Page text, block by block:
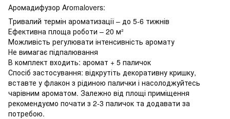
Аромадифузор Aromalovers:
Тривалий термін ароматизації – до 5-6 тижнів
Ефективна площа роботи – 20 м²
Можливість регулювати інтенсивність аромату
Не вимагає підпалювання
В комплект входить: аромат + 5 паличок
Спосіб застосування: відкрутіть декоративну кришку,
вставте у флакон з рідиною палички і насолоджуйтесь
чарівним ароматом. Залежно від площі приміщення
рекомендуємо почати з 2-3 паличок та додавати за
потребою.